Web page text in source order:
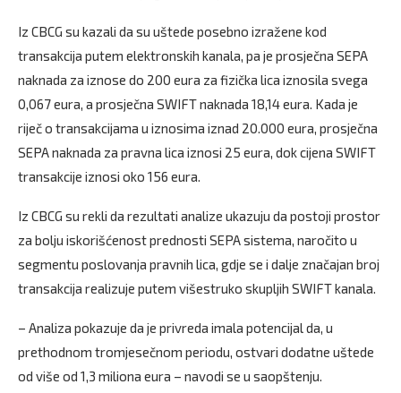
Iz CBCG su kazali da su uštede posebno izražene kod
transakcija putem elektronskih kanala, pa je prosječna SEPA
naknada za iznose do 200 eura za fizička lica iznosila svega
0,067 eura, a prosječna SWIFT naknada 18,14 eura. Kada je
riječ o transakcijama u iznosima iznad 20.000 eura, prosječna
SEPA naknada za pravna lica iznosi 25 eura, dok cijena SWIFT
transakcije iznosi oko 156 eura.
Iz CBCG su rekli da rezultati analize ukazuju da postoji prostor
za bolju iskorišćenost prednosti SEPA sistema, naročito u
segmentu poslovanja pravnih lica, gdje se i dalje značajan broj
transakcija realizuje putem višestruko skupljih SWIFT kanala.
– Analiza pokazuje da je privreda imala potencijal da, u
prethodnom tromjesečnom periodu, ostvari dodatne uštede
od više od 1,3 miliona eura – navodi se u saopštenju.